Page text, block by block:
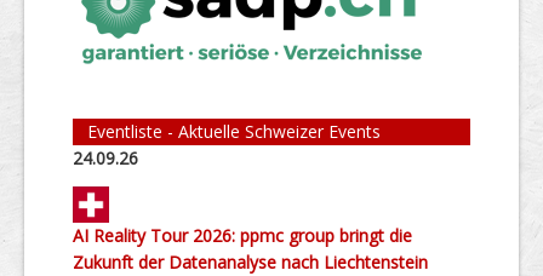
Eventliste - Aktuelle Schweizer Events
24.09.26
AI Reality Tour 2026: ppmc group bringt die
Zukunft der Datenanalyse nach Liechtenstein